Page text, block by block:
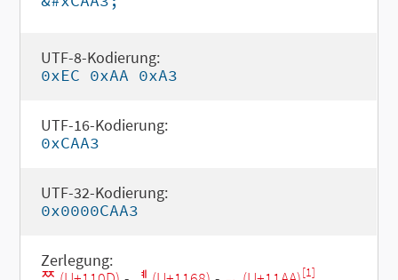
UTF-8-Kodierung:
0xEC 0xAA 0xA3
UTF-16-Kodierung:
0xCAA3
UTF-32-Kodierung:
0x0000CAA3
Zerlegung:
[1]